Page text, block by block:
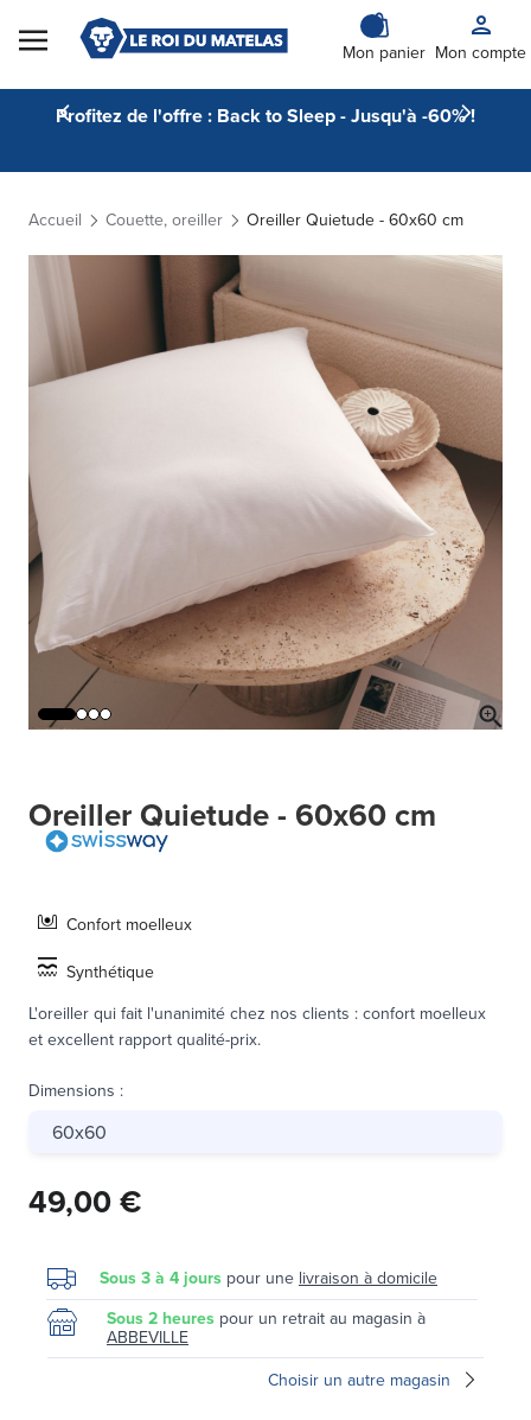
Skip to Content
Mon panier Mon compte
Profitez de l'offre : Back to Sleep - Jusqu'à -60% !
Accueil Couette, oreiller Oreiller Quietude - 60x60 cm
Oreiller Quietude - 60x60 cm
Confort moelleux
Synthétique
L'oreiller qui fait l'unanimité chez nos clients : confort moelleux
et excellent rapport qualité-prix.
Dimensions :
60x60
49,00 €
Sous 3 à 4 jours pour une livraison à domicile
Sous 2 heures pour un retrait au magasin à
ABBEVILLE
Choisir un autre magasin